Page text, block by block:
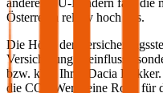
Österreich relativ hoch aus.
Die Höhe der
Versicherung beeinflusst,
bzw. kW) Ihres
Dacia Dokker
die CO2-Werte eine Rolle für